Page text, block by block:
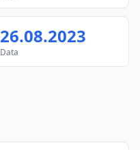
26.08.2023
Data